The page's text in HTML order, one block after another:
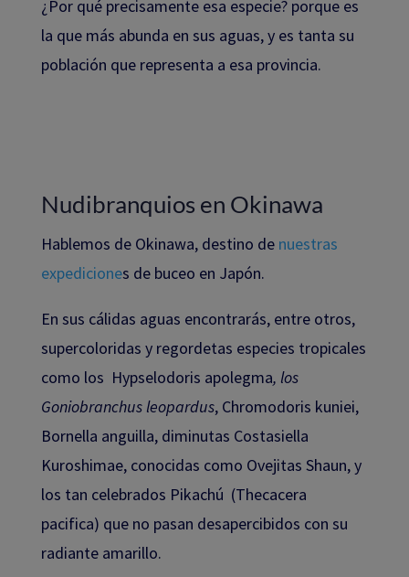
¿Por qué precisamente esa especie? porque es
la que más abunda en sus aguas, y es tanta su
población que representa a esa provincia.
Nudibranquios en Okinawa
Hablemos de Okinawa, destino de nuestras
expediciones de buceo en Japón.
En sus cálidas aguas encontrarás, entre otros,
supercoloridas y regordetas especies tropicales
como los Hypselodoris apolegma, los
Goniobranchus leopardus, Chromodoris kuniei,
Bornella anguilla, diminutas Costasiella
Kuroshimae, conocidas como Ovejitas Shaun, y
los tan celebrados Pikachú (Thecacera
pacifica) que no pasan desapercibidos con su
radiante amarillo.